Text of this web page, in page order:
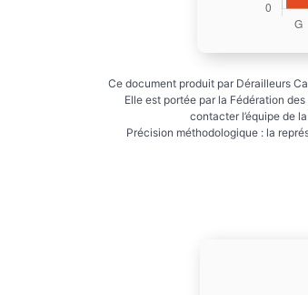
Ce document produit par Dérailleurs
Elle est portée par la Fédération
contacter l’équipe de
Précision méthodologique : la